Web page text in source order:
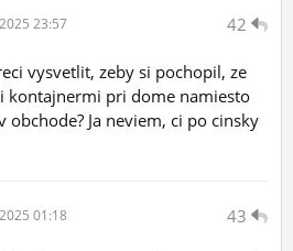
42
2025 23:57
vysvetlit, zeby si pochopil, ze
kontajnermi pri dome namiesto
Ja neviem, ci po cinsky
43
2025 01:18